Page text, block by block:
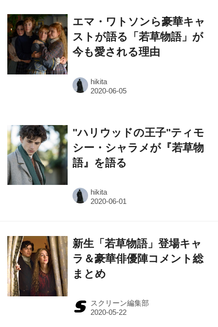
エマ・ワトソンら豪華キャ
ストが語る「若草物語」が
今も愛される理由
hikita
"ハリウッドの王子"ティモ
シー・シャラメが『若草物
語』を語る
hikita
新生「若草物語」登場キャ
ラ＆豪華俳優陣コメント総
まとめ
スクリーン編集部